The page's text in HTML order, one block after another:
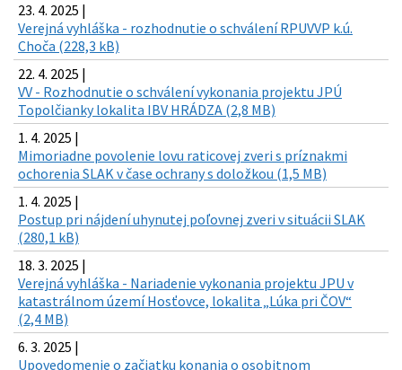
23. 4. 2025 |
Verejná vyhláška - rozhodnutie o schválení RPUVVP k.ú.
Choča (228,3 kB)
22. 4. 2025 |
VV - Rozhodnutie o schválení vykonania projektu JPÚ
Topolčianky lokalita IBV HRÁDZA (2,8 MB)
1. 4. 2025 |
Mimoriadne povolenie lovu raticovej zveri s príznakmi
ochorenia SLAK v čase ochrany s doložkou (1,5 MB)
1. 4. 2025 |
Postup pri nájdení uhynutej poľovnej zveri v situácii SLAK
(280,1 kB)
18. 3. 2025 |
Verejná vyhláška - Nariadenie vykonania projektu JPU v
katastrálnom území Hosťovce, lokalita „Lúka pri ČOV“
(2,4 MB)
6. 3. 2025 |
Upovedomenie o začiatku konania o osobitnom